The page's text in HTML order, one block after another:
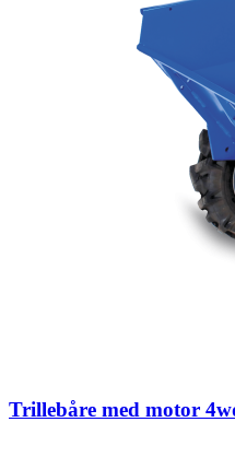
Trillebåre med motor